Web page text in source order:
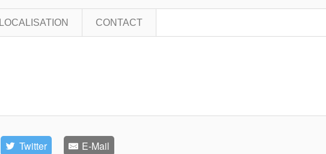
LOCALISATION CONTACT
Twitter E-Mail